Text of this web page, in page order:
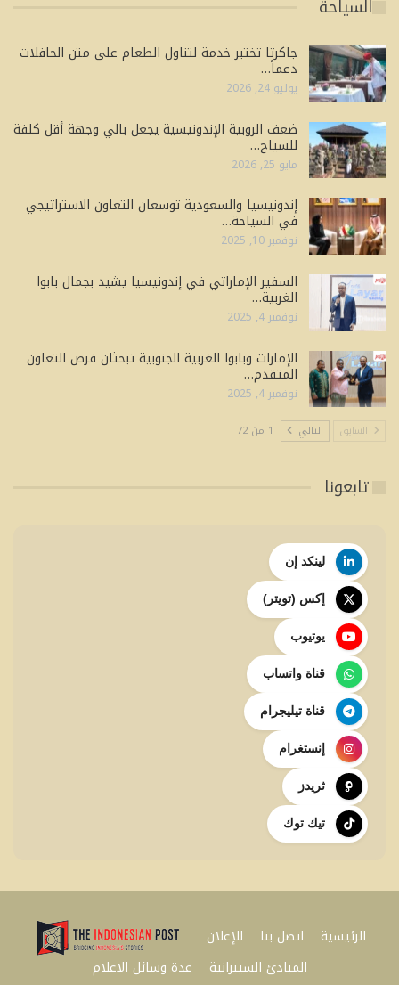
السياحة
جاكرتا تختبر خدمة لتناول الطعام على متن الحافلات
دعماً…
يوليو 24, 2026
ضعف الروبية الإندونيسية يجعل بالي وجهة أقل كلفة
للسياح…
مايو 25, 2026
إندونيسيا والسعودية توسعان التعاون الاستراتيجي
في السياحة…
نوفمبر 10, 2025
السفير الإماراتي في إندونيسيا يشيد بجمال بابوا
الغربية…
نوفمبر 4, 2025
الإمارات وبابوا الغربية الجنوبية تبحثان فرص التعاون
المتقدم…
نوفمبر 4, 2025
السابق التالي 1 من 72
تابعونا
لينكد إن
إكس (تويتر)
يوتيوب
قناة واتساب
قناة تيليجرام
إنستغرام
ثريدز
تيك توك
الرئيسية اتصل بنا
للإعلان
المبادئ السيبرانية
عدة وسائل الاعلام